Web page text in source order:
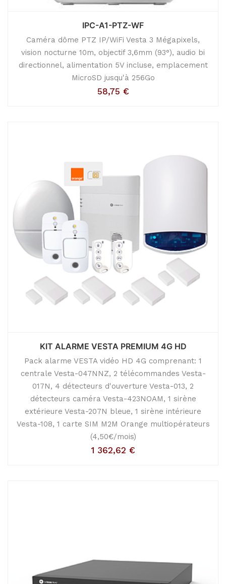
IPC-A1-PTZ-WF
Caméra dôme PTZ IP/WiFi Vesta 3 Mégapixels,
vision nocturne 10m, objectif 3,6mm (93°), audio bi
directionnel, alimentation 5V incluse, emplacement
MicroSD jusqu'à 256Go
58,75 €
KIT ALARME VESTA PREMIUM 4G HD
Pack alarme VESTA vidéo HD 4G comprenant: 1
centrale Vesta-047NNZ, 2 télécommandes Vesta-
017N, 4 détecteurs d'ouverture Vesta-013, 2
détecteurs caméra Vesta-423NOAM, 1 sirène
extérieure Vesta-207N bleue, 1 sirène intérieure
Vesta-108, 1 carte SIM M2M Orange multiopérateurs
(4,50€/mois)
1 362,62 €